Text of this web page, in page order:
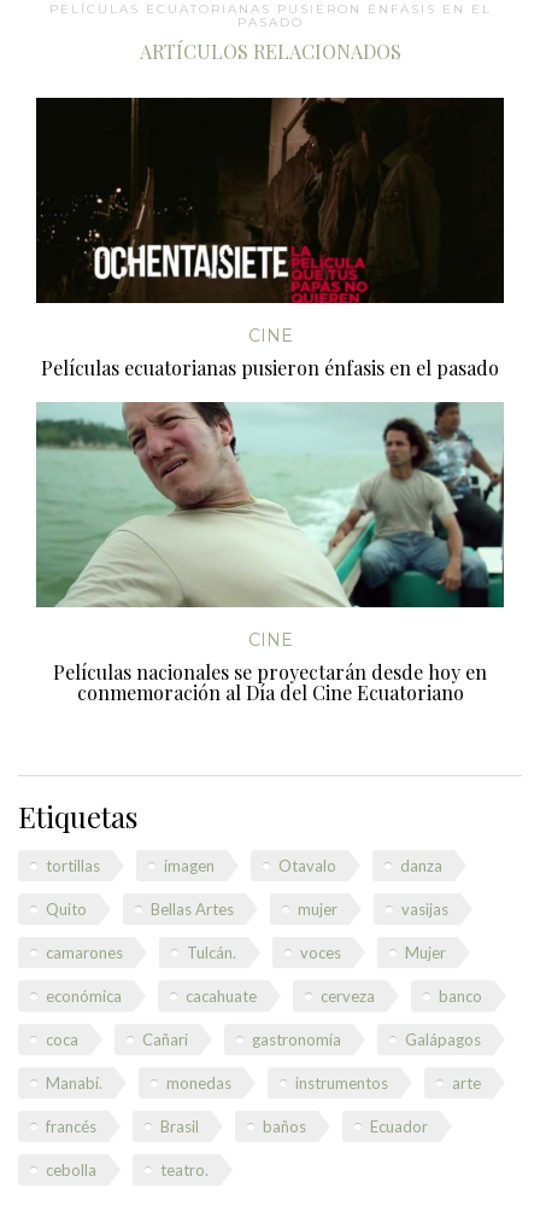
PELÍCULAS ECUATORIANAS PUSIERON ÉNFASIS EN EL
PASADO
ARTÍCULOS RELACIONADOS
CINE
Películas ecuatorianas pusieron énfasis en el pasado
CINE
Películas nacionales se proyectarán desde hoy en
conmemoración al Día del Cine Ecuatoriano
Etiquetas
tortillas imagen Otavalo danza
Quito Bellas Artes mujer vasijas
camarones Tulcán. voces Mujer
económica cacahuate cerveza banco
coca Cañari gastronomía Galápagos
Manabí. monedas instrumentos arte
francés Brasil baños Ecuador
cebolla teatro.